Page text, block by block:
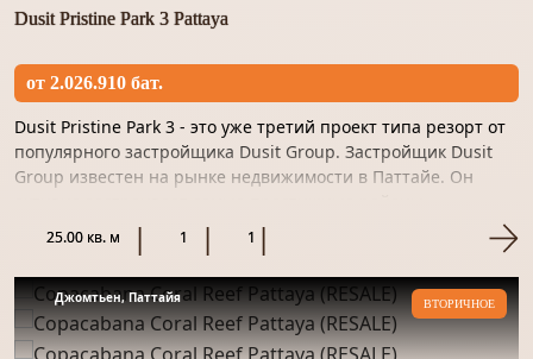
Dusit Pristine Park 3 Pattaya
от 2.026.910 бат.
Dusit Pristine Park 3 - это уже третий проект типа резорт от
популярного застройщика Dusit Group. Застройщик Dusit
Group известен на рынке недвижимости в Паттайе. Он
курортного...
25.00 кв. м 1 1
Джомтьен, Паттайя ВТОРИЧНОЕ